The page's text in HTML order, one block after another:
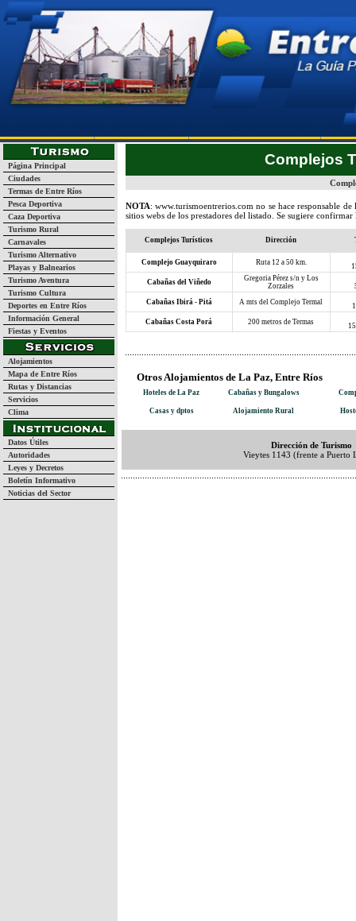
Página Principal
Ciudades
Termas de Entre Ríos
Pesca Deportiva
Caza Deportiva
Turismo Rural
Carnavales
Turismo Alternativo
Playas y Balnearios
Turismo Aventura
Turismo Cultura
Deportes en Entre Ríos
Información General
Fiestas y Eventos
Alojamientos
Mapa de Entre Ríos
Rutas y Distancias
Servicios
Clima
Datos Útiles
Autoridades
Leyes y Decretos
Boletín Informativo
Noticias del Sector
Complejos
NOTA: www.turismoentrerios.com no se hace responsable
sitios webs de los prestadores del listado. Se sugiere confirmar
Complejos Turísticos Dirección
Complejo Guayquiraro Ruta 12 a 50 km.
Cabañas del Viñedo
Gregoria Pérez s/n y Los
Zorzales
Cabañas Ibirá - Pitá
A mts del Complejo Termal
Cabañas Costa Porá
200 metros de Termas
Otros Alojamientos de La Paz, Entre Ríos
Hoteles de La Paz Cabañas y Bungalows
Casas y dptos Alojamiento Rural
Dirección de Turismo
Vieytes 1143 (frente a Puerto